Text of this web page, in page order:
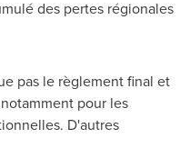
des pertes régionales
pas le règlement final et
pour les
D'autres